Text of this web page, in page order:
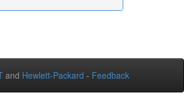
and Hewlett-Packard - Feedback